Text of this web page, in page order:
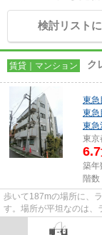
検討リスト
賃貸｜マンション ク
東急
東急
東急
東京
6.7
築年
階数
歩いて187mの場所に、
す。場所が平坦なのは、
バシーをしっかり守れる